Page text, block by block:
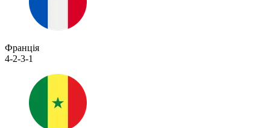
Франція
4-2-3-1